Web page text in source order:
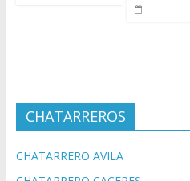
CHATARREROS
CHATARRERO AVILA